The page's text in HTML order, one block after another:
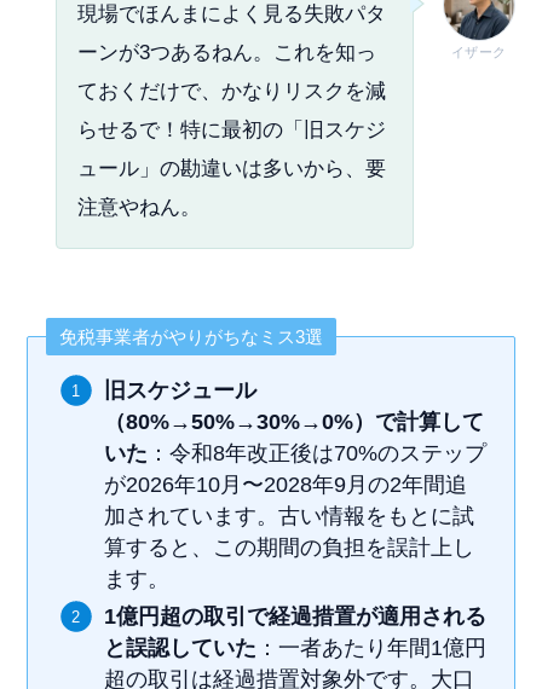
イザーク
現場でほんまによく見る失敗パタ
ーンが3つあるねん。これを知っ
ておくだけで、かなりリスクを減
らせるで！特に最初の「旧スケジ
ュール」の勘違いは多いから、要
注意やねん。
免税事業者がやりがちなミス3選
旧スケジュール
（80%→50%→30%→0%）で計算して
いた ：令和8年改正後は70%のステップ
が2026年10月〜2028年9月の2年間追
加されています。古い情報をもとに試
算すると、この期間の負担を誤計上し
ます。
1億円超の取引で経過措置が適用される
と誤認していた ：一者あたり年間1億円
超の取引は経過措置対象外です。大口